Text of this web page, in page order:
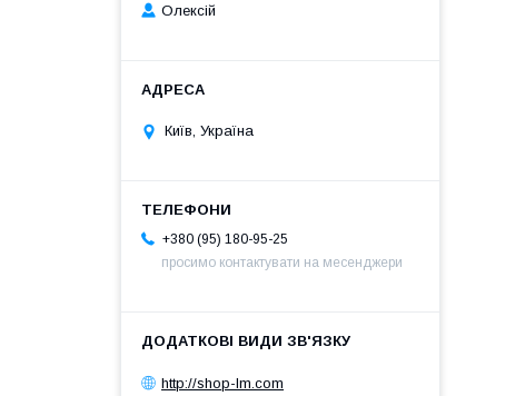
Олексій
Київ, Україна
+380 (95) 180-95-25
просимо контактувати на месенджери
http://shop-lm.com